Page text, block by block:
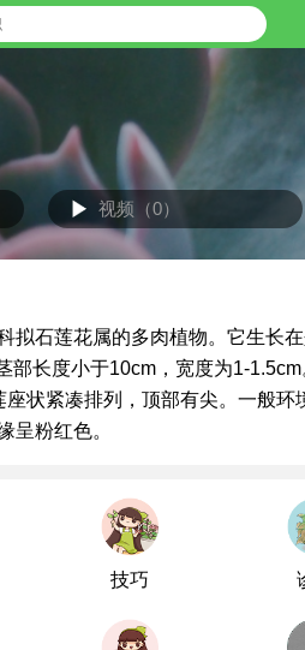
视频（0）
拟石莲花属的多肉植物。它生长
部长度小于10cm，宽度为1-
状紧凑排列，顶部有尖。一般环
呈粉红色。
技巧